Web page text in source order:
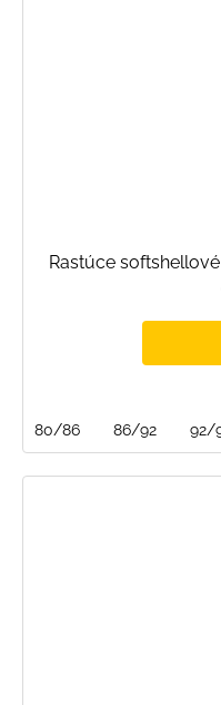
Rastúce
80/86 86/92 92/